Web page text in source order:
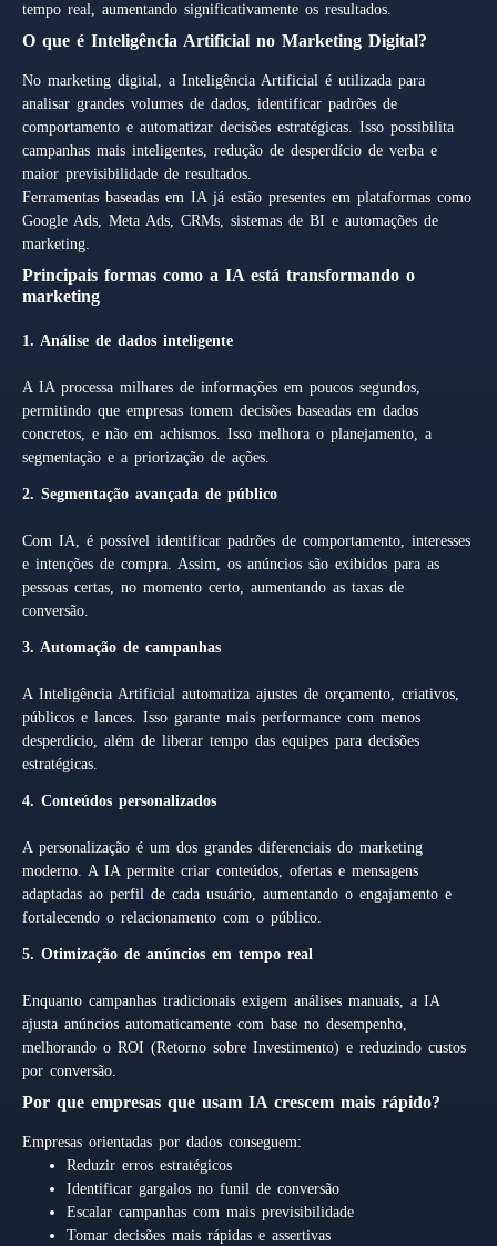
tempo real, aumentando significativamente os resultados.
O que é Inteligência Artificial no Marketing Digital?
No marketing digital, a Inteligência Artificial é utilizada para
analisar grandes volumes de dados, identificar padrões de
comportamento e automatizar decisões estratégicas. Isso possibilita
campanhas mais inteligentes, redução de desperdício de verba e
maior previsibilidade de resultados.
Ferramentas baseadas em IA já estão presentes em plataformas como
Google Ads, Meta Ads, CRMs, sistemas de BI e automações de
marketing.
Principais formas como a IA está transformando o
marketing
1. Análise de dados inteligente
A IA processa milhares de informações em poucos segundos,
permitindo que empresas tomem decisões baseadas em dados
concretos, e não em achismos. Isso melhora o planejamento, a
segmentação e a priorização de ações.
2. Segmentação avançada de público
Com IA, é possível identificar padrões de comportamento, interesses
e intenções de compra. Assim, os anúncios são exibidos para as
pessoas certas, no momento certo, aumentando as taxas de
conversão.
3. Automação de campanhas
A Inteligência Artificial automatiza ajustes de orçamento, criativos,
públicos e lances. Isso garante mais performance com menos
desperdício, além de liberar tempo das equipes para decisões
estratégicas.
4. Conteúdos personalizados
A personalização é um dos grandes diferenciais do marketing
moderno. A IA permite criar conteúdos, ofertas e mensagens
adaptadas ao perfil de cada usuário, aumentando o engajamento e
fortalecendo o relacionamento com o público.
5. Otimização de anúncios em tempo real
Enquanto campanhas tradicionais exigem análises manuais, a IA
ajusta anúncios automaticamente com base no desempenho,
melhorando o ROI (Retorno sobre Investimento) e reduzindo custos
por conversão.
Por que empresas que usam IA crescem mais rápido?
Empresas orientadas por dados conseguem:
Reduzir erros estratégicos
Identificar gargalos no funil de conversão
Escalar campanhas com mais previsibilidade
Tomar decisões mais rápidas e assertivas